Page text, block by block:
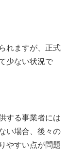
れますが、正式
少ない状況で
する事業者には
い場合、後々の
やすい点が問題